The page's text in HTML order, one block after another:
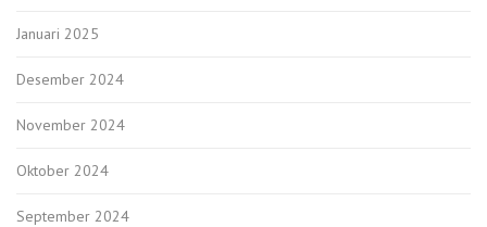
Januari 2025
Desember 2024
November 2024
Oktober 2024
September 2024